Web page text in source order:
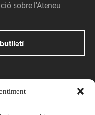
sobre l'Ateneu